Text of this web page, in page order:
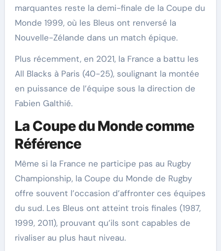
marquantes reste la demi-finale de la Coupe du
Monde 1999, où les Bleus ont renversé la
Nouvelle-Zélande dans un match épique.
Plus récemment, en 2021, la France a battu les
All Blacks à Paris (40-25), soulignant la montée
en puissance de l’équipe sous la direction de
Fabien Galthié.
La Coupe du Monde comme
Référence
Même si la France ne participe pas au Rugby
Championship, la Coupe du Monde de Rugby
offre souvent l’occasion d’affronter ces équipes
du sud. Les Bleus ont atteint trois finales (1987,
1999, 2011), prouvant qu’ils sont capables de
rivaliser au plus haut niveau.